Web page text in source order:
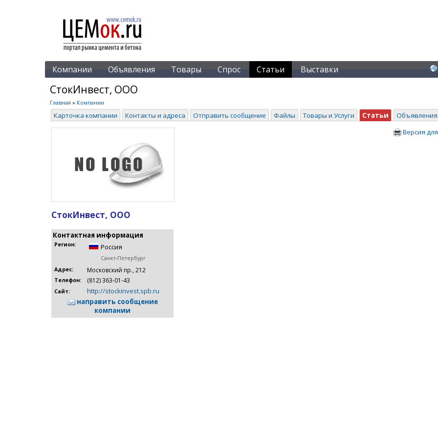
Компании Объявления Товары Спрос Статьи Выставки
СтокИнвест, ООО
Главная » Компании
Карточка компании Контакты и адреса Отправить сообщение Файлы Товары и Услуги Статьи Объявления
СтокИнвест, ООО
Контактная информация
Регион: Россия
Санкт-Петербург
Адрес:
Московский пр., 212
Телефон: (812) 363-01-43
Сайт:
http://stockinvest.spb.ru
направить сообщение
компании
Версия